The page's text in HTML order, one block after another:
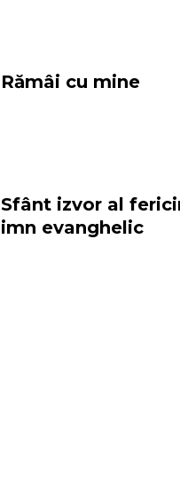
Rămâi cu mine
Sfânt izvor al
imn evanghelic